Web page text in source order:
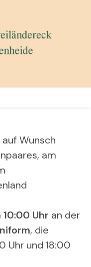
Wunsch
am
10:00 Uhr an der
, die
Uhr und 18:00